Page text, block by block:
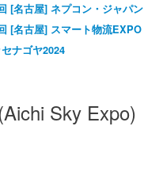
[名古屋] ネプコン・ジャパン
[名古屋] スマート物流EXPO
ナゴヤ2024
Sky Expo)